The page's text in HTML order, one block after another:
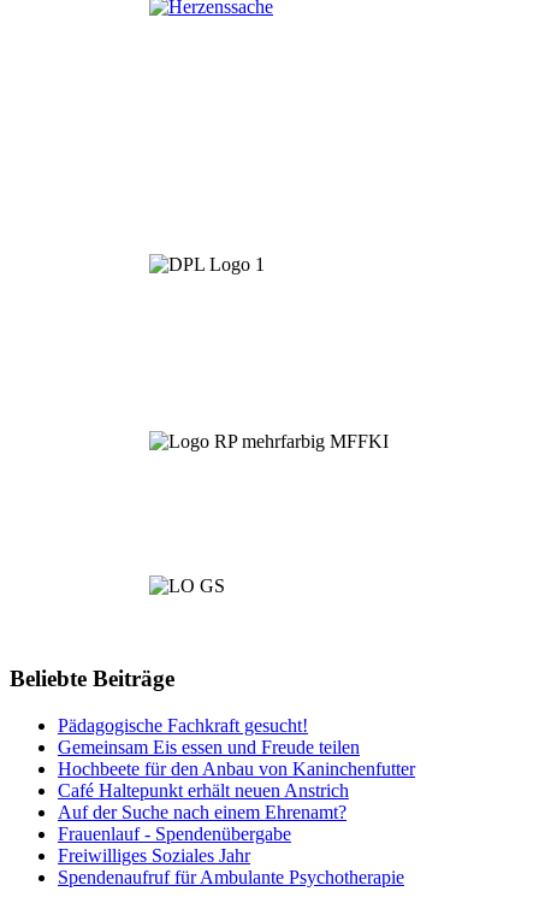
Beliebte Beiträge
Pädagogische Fachkraft gesucht!
Gemeinsam Eis essen und Freude teilen
Hochbeete für den Anbau von Kaninchenfutter
Café Haltepunkt erhält neuen Anstrich
Auf der Suche nach einem Ehrenamt?
Frauenlauf - Spendenübergabe
Freiwilliges Soziales Jahr
Spendenaufruf für Ambulante Psychotherapie